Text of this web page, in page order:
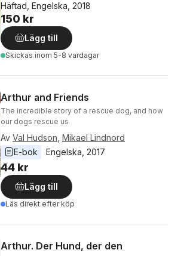
Häftad, Engelska, 2018
150 kr
Lägg till
Skickas inom 5-8 vardagar
Arthur and Friends
The incredible story of a rescue dog, and how
our dogs rescue us
Av Val Hudson Mikael Lindnord
E-bok
Engelska 2017
44 kr
Lägg till
Läs direkt efter köp
Arthur. Der Hund, der den